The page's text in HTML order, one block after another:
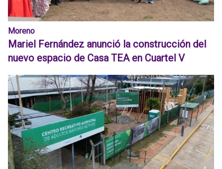
Moreno
Mariel Fernández anunció la construcción del
nuevo espacio de Casa TEA en Cuartel V